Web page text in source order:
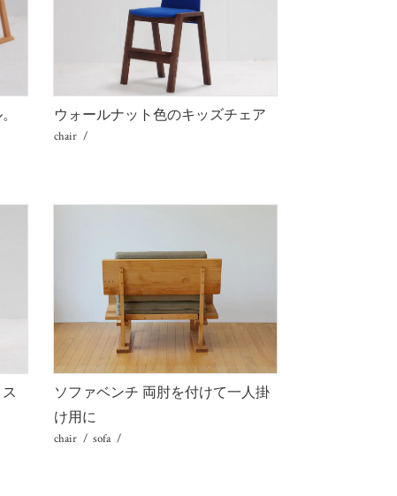
ウォールナット色のキッズチェア
chair
ソファベンチ 両肘を付けて一人掛
け用に
chair
sofa